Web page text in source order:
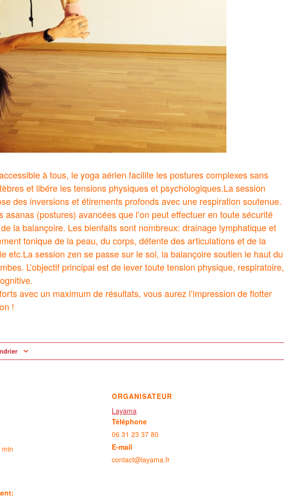
à tous, le yoga aérien facilite les postures complexes sans
et libére les tensions physiques et psychologiques.La session
des inversions et étirements profonds avec une respiration soutenue.
asanas (postures) avancées que l’on peut effectuer en toute sécurité
la balançoire. Les bienfaits sont nombreux: drainage lymphatique et
tonique de la peau, du corps, détente des articulations et de la
etc.La session zen se passe sur le sol, la balançoire soutien le haut du
L’objectif principal est de lever toute tension physique, respiratoire,
avec un maximum de résultats, vous aurez l’impression de flotter
!
ORGANISATEUR
Layama
Téléphone
06 31 23 37 80
E-mail
contact@layama.fr